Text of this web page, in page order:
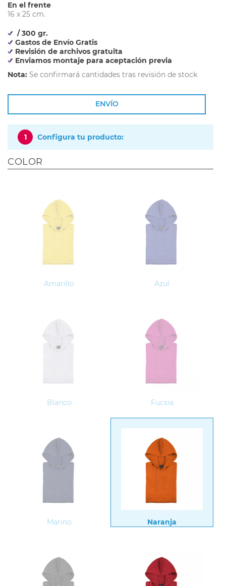
En el frente
16 x 25 cm.
/ 300 gr.
Gastos de Envío Gratis
Revisión de archivos gratuita
Enviamos montaje para aceptación previa
Nota: Se confirmará cantidades tras revisión de stock
ENVÍO
1 Configura tu producto:
COLOR
Amarillo Azul
Blanco Fucsia
Marino Naranja